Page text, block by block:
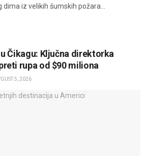
iz velikih šumskih požara...
Čikagu: Ključna direktorka
rupa od $90 miliona
5, 2026